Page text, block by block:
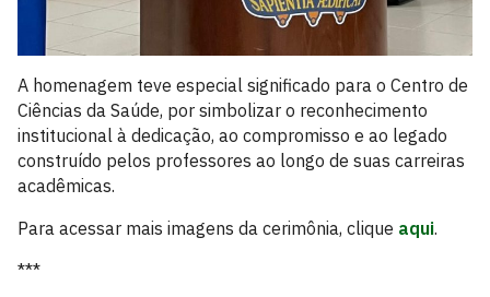
A homenagem teve especial significado para o Centro de
Ciências da Saúde, por simbolizar o reconhecimento
institucional à dedicação, ao compromisso e ao legado
construído pelos professores ao longo de suas carreiras
acadêmicas.
Para acessar mais imagens da cerimônia, clique aqui.
***